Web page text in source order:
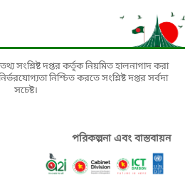
সেবা সংক্রান্ত
হটলাইন
সংশ্লিষ্ট দপ্তর কর্তৃক নিয়মিত হালনাগাদ করা
নিশ্চিত করতে সংশ্লিষ্ট দপ্তর সর্বদা
সচেষ্ট।
পরিকল্পনা এবং বাস্তবায়ন